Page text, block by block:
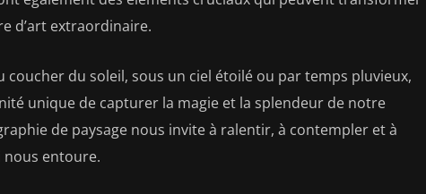
d’art extraordinaire.
coucher du soleil, sous un ciel étoilé ou par temps pluvieux,
unique de capturer la magie et la splendeur de notre
de paysage nous invite à ralentir, à contempler et à
entoure.